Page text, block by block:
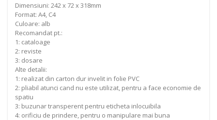
Dimensiuni: 242 x 72 x 318mm
Format: A4, C4
Culoare: alb
Recomandat pt.:
1: cataloage
2: reviste
3: dosare
Alte detalii:
1: realizat din carton dur invelit in folie PVC
2: pliabil atunci cand nu este utilizat, pentru a face economie de
spatiu
3: buzunar transperent pentru eticheta inlocuibila
4: orificiu de prindere, pentru o manipulare mai buna